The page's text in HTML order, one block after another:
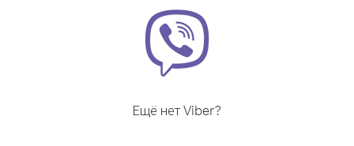
Ещё нет Viber?